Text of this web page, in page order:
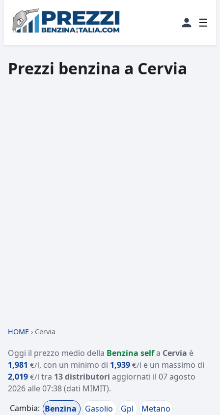
☰
Prezzi benzina a Cervia
HOME › Cervia
Oggi il prezzo medio della Benzina selfa Cervia è
1,981 €/l, con un minimo di 1,939 €/l e un massimo di
2,019 €/l tra 13 distributori aggiornati il 07 agosto
2026 alle 07:38(dati MIMIT).
Cambia: Benzina Gasolio Gpl
Metano